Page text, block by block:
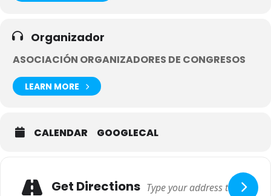
Organizador
ASOCIACIÓN ORGANIZADORES DE CONGRESOS
LEARN MORE
CALENDAR GOOGLECAL
Get Directions